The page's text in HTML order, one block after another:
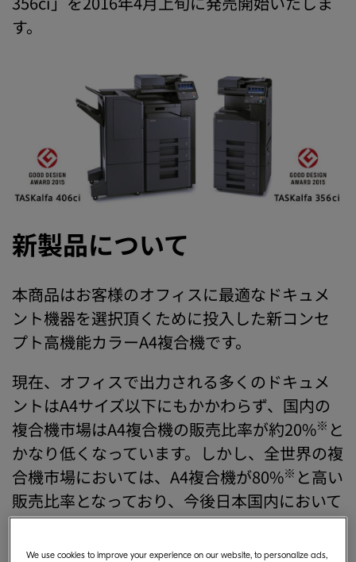
す。
新製品について
本商品はお客様のオフィスに最適なドキュメ
ント機器を選択頂くために投入した新コンセ
プト高機能カラーA4複合機です。
現在、オフィスで出力される多くのドキュメ
ントはA4サイズ以下にもかかわらず、国内の
複合機市場はA4複合機の販売比率が約20%※ と
かなり低くなっています。しかし、全世界の複
合機市場においては、A4複合機が80%※ と高い
販売比率となっており、今後日本国内において
も、A3複合機からA4複合機へのシフトが予測
されます。
We use cookies to improve your experience on our website, to personalize ads,